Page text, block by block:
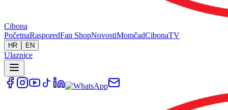
Cibona
PočetnaRasporedFan ShopNovostiMomčadCibonaTV
HR EN
Ulaznice